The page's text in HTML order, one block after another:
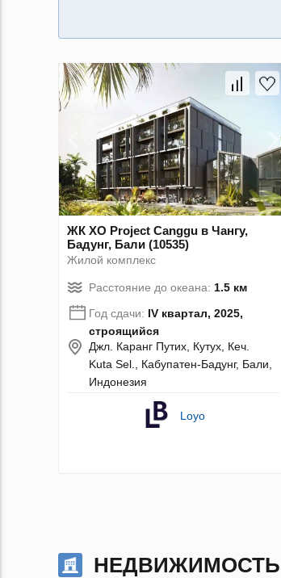
ЖК XO Project Canggu в Чангу,
Бадунг, Бали (10535)
Жилой комплекс
Расстояние до океана: 1.5 км
Год сдачи: IV квартал, 2025,
строящийся
Джл. Каранг Путих, Кутух, Кеч.
Kuta Sel., Кабупатен-Бадунг, Бали,
Индонезия
Loyo
НЕДВИЖИМОСТЬ